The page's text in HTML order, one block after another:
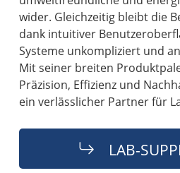
wider. Gleichzeitig bleibt die
dank intuitiver
Systeme unkompliziert und
Mit seiner breiten
Präzision, Effizienz und
ein verlässlicher Partner für
LAB-